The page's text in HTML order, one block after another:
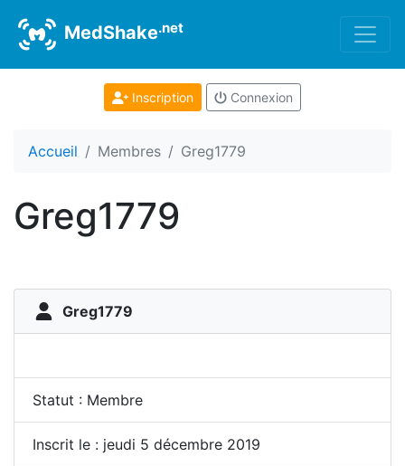
MedShake.net
Inscription Connexion
Accueil Membres Greg1779
Greg1779
Greg1779
Statut : Membre
Inscrit le : jeudi 5 décembre 2019